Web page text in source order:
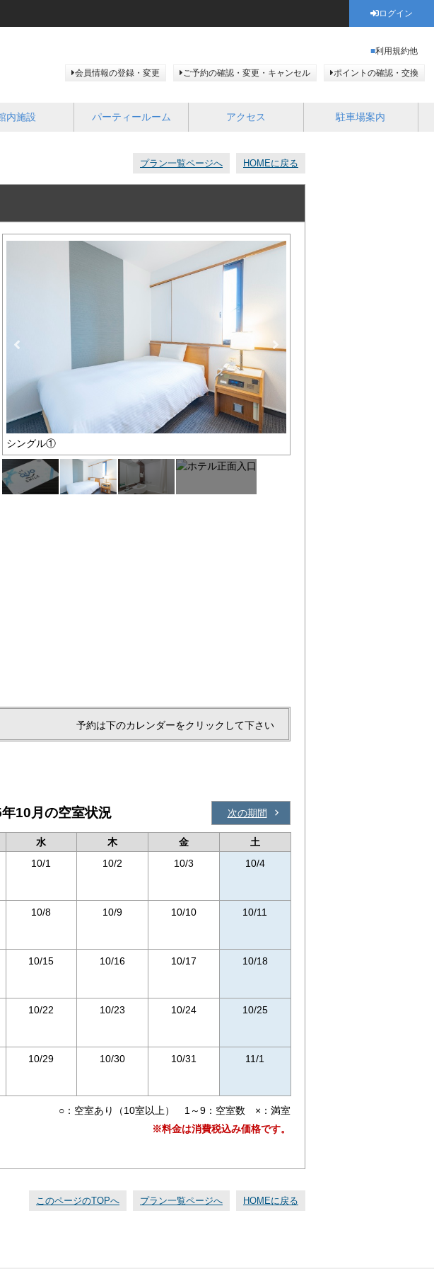
ログイン
利用規約他
会員情報の登録・変更 ご予約の確認・変更・キャンセル ポイントの確認・交換
内施設 パーティールーム アクセス 駐車場案内
プラン一覧ページへ HOMEに戻る
シングル①
予約は下のカレンダーをクリックして下さい
10月の空室状況 次の期間
水 木 金
土
10/1 10/2 10/3 10/4
10/8 10/9 10/10 10/11
10/15 10/16 10/17 10/18
10/22 10/23 10/24 10/25
10/29 10/30 10/31 11/1
○：空室あり（10室以上） 1～9：空室数 ×：満室
※料金は消費税込み価格です。
このページのTOPへ プラン一覧ページへ HOMEに戻る